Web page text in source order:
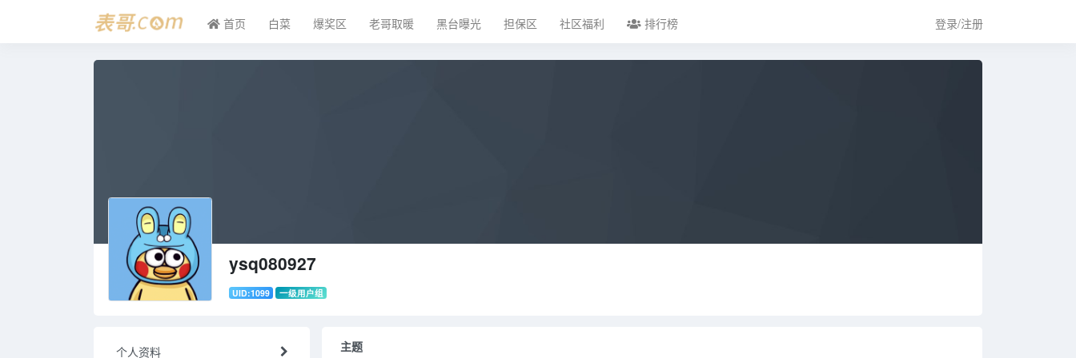
首页 白菜 爆奖区 老哥取暖 黑台曝光 担保区 社区福利 排行榜 登录/注册
ysq080927
UID:1099 一级用户组
个人资料 主题